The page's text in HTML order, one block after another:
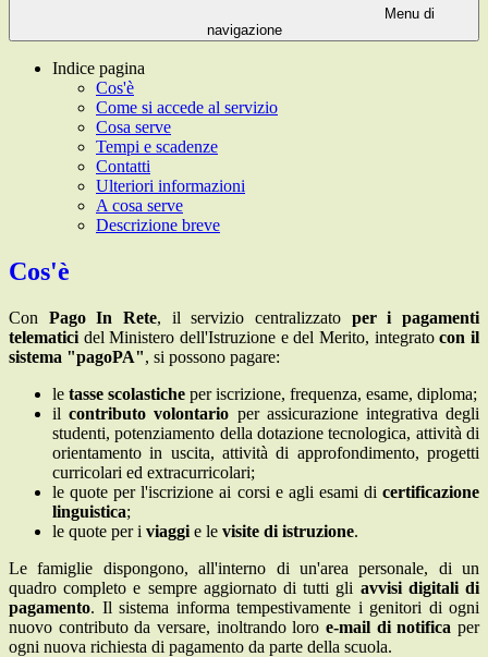
Menu di
navigazione
Indice pagina
Cos'è
Come si accede al servizio
Cosa serve
Tempi e scadenze
Contatti
Ulteriori informazioni
A cosa serve
Descrizione breve
Cos'è
Con Pago In Rete, il servizio centralizzato per i pagamenti
telematici del Ministero dell'Istruzione e del Merito, integrato con il
sistema "pagoPA", si possono pagare:
le tasse scolastiche per iscrizione, frequenza, esame, diploma;
ilcontributo volontario per assicurazione integrativa degli
studenti, potenziamento della dotazione tecnologica, attività di
orientamento in uscita, attività di approfondimento, progetti
curricolari ed extracurricolari;
le quote per l'iscrizione ai corsi e agli esami di certificazione
linguistica;
le quote per i viaggi e le visite di istruzione.
Le famiglie dispongono, all'interno di un'area personale, di un
quadro completo e sempre aggiornato di tutti gli avvisi digitali di
pagamento. Il sistema informa tempestivamente i genitori di ogni
nuovo contributo da versare, inoltrando loro e-mail di notifica per
ogni nuova richiesta di pagamento da parte della scuola.